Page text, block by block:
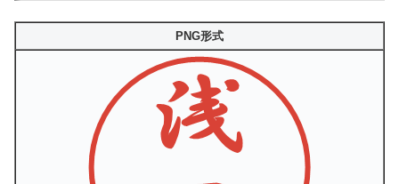
PNG形式